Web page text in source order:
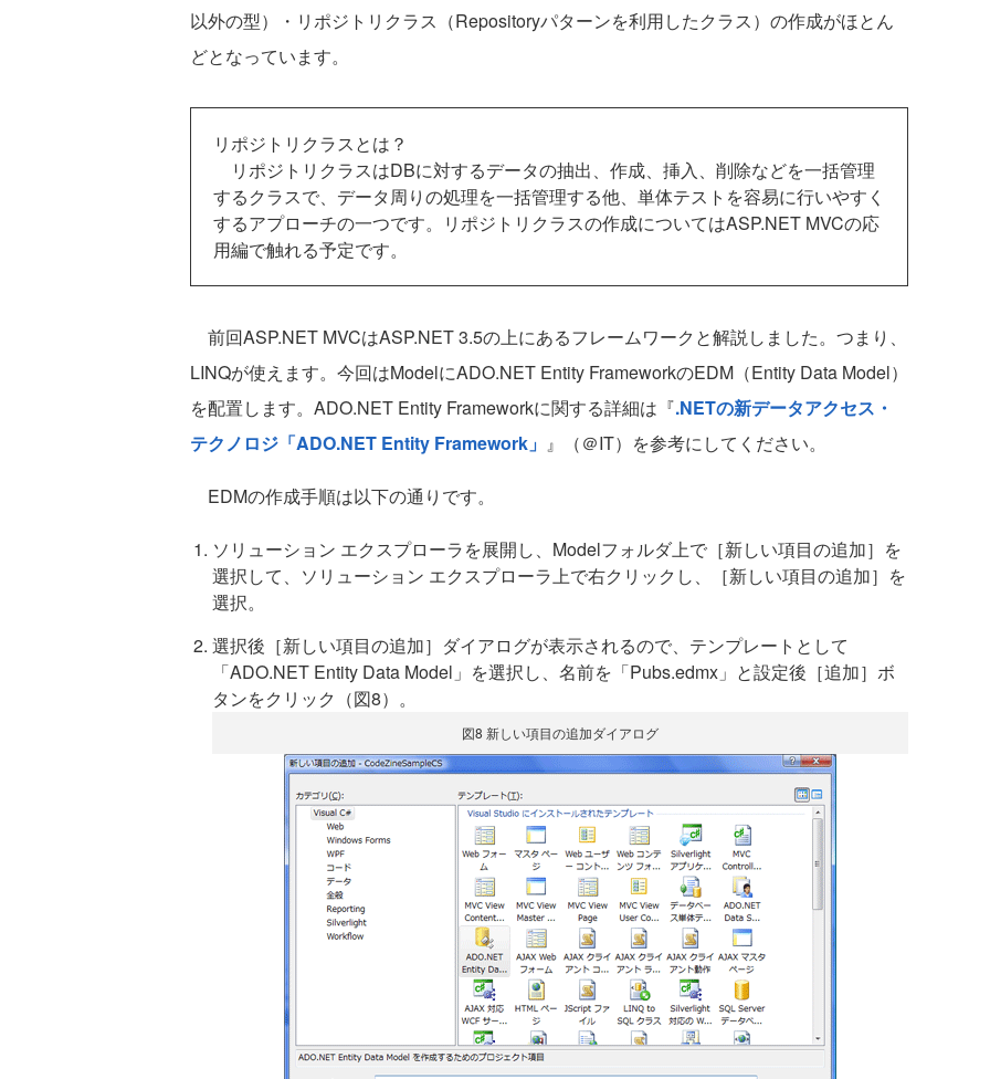
以外の型）・リポジトリクラス（Repositoryパターンを利用したクラス）の作成がほとん
どとなっています。
リポジトリクラスとは？
リポジトリクラスはDBに対するデータの抽出、作成、挿入、削除などを一括管理
するクラスで、データ周りの処理を一括管理する他、単体テストを容易に行いやすく
するアプローチの一つです。リポジトリクラスの作成についてはASP.NET MVCの応
用編で触れる予定です。
前回ASP.NET MVCはASP.NET 3.5の上にあるフレームワークと解説しました。つまり、
LINQが使えます。今回はModelにADO.NET Entity FrameworkのEDM（Entity Data Model）
を配置します。ADO.NET Entity Frameworkに関する詳細は『.NETの新データアクセス・
テクノロジ「ADO.NET Entity Framework」 』（＠IT）を参考にしてください。
EDMの作成手順は以下の通りです。
ソリューション エクスプローラを展開し、Modelフォルダ上で［新しい項目の追加］を
選択して、ソリューション エクスプローラ上で右クリックし、［新しい項目の追加］を
選択。
選択後［新しい項目の追加］ダイアログが表示されるので、テンプレートとして
「ADO.NET Entity Data Model」を選択し、名前を「Pubs.edmx」と設定後［追加］ボ
タンをクリック（図8）。
図8 新しい項目の追加ダイアログ